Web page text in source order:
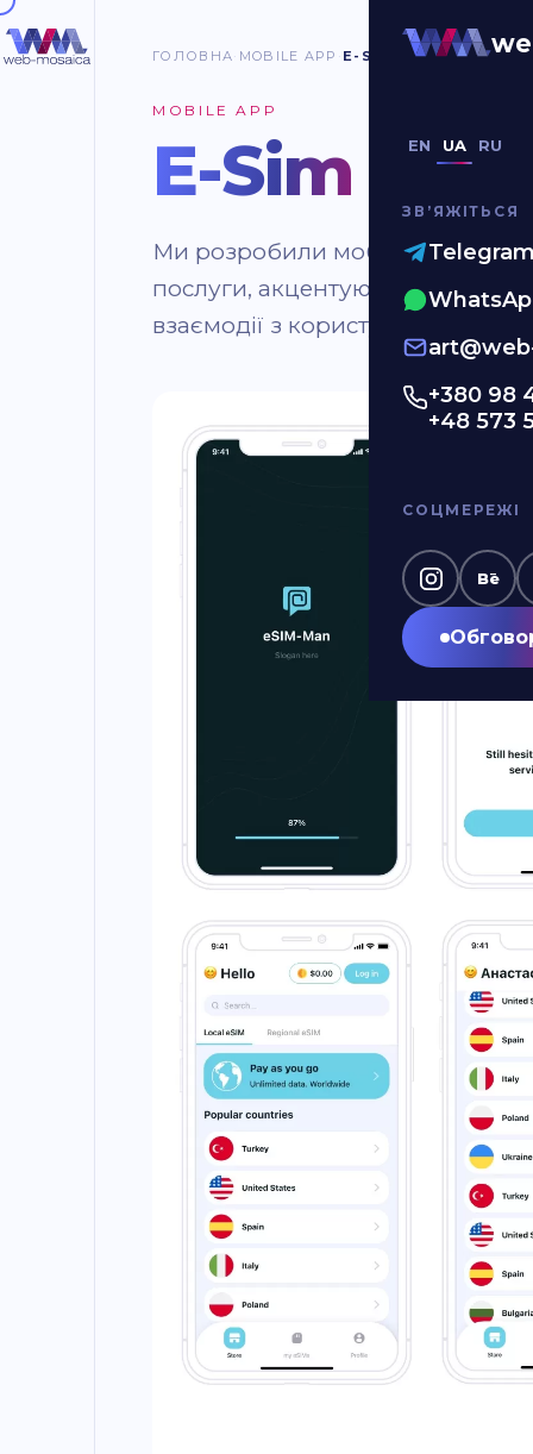
EN UA RU
ЗВʼЯЖІТЬСЯ
+380 98
+48 573
СОЦМЕРЕЖІ
Bē
ГОЛОВНА MOBILE APP E-SIM APP
MOBILE APP
E-Sim App
Ми розробили мобільний
послуги, акцентуючи увагу на
взаємодії з користувачем.